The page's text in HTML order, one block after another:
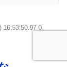
16:53:50.97 0